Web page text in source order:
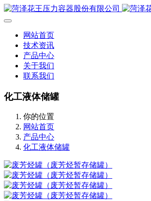
网站首页
技术资讯
产品中心
关于我们
联系我们
化工液体储罐
你的位置
网站首页
产品中心
化工液体储罐